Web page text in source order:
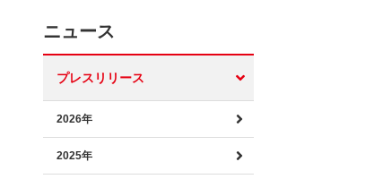
ニュース
プレスリリース
2026年
2025年